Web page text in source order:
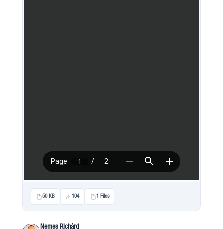
50 KB 104 1 Files
Nemes Richárd